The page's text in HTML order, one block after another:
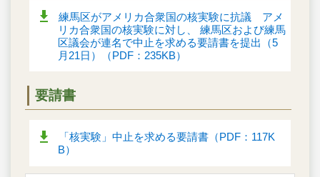
練馬区がアメリカ合衆国の核実験に抗議 アメ
リカ合衆国の核実験に対し、 練馬区および練馬
区議会が連名で中止を求める要請書を提出（5
月21日）（PDF：235KB）
要請書
「核実験」中止を求める要請書（PDF：117K
B）